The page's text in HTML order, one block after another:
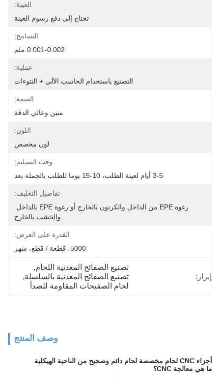
العينة:
تحتاج إلى دفع رسوم العينة
التسامح:
0.001-0.002 ملم
عملية:
التصنيع باستخدام الحاسب الآلي + النتوءات
السمة:
متين وعالي الدقة
اللون:
لون مخصص
وقت التسليم:
3-5 أيام لعينة الطلب، 10-15 يوما للطلب بالجملة بعد
تفاصيل التغليف:
والخشب بالخارج
القدرة على العرض:
5000، قطعة / قطع، شهر
إبراز:
تصنيع الصفائح المعدنية اللحام,
تصنيع الصفائح المعدنية بالسلسلة,
لحام الصفيحات المقاومة للصدأ
وصف المنتج
أجزاء CNC لحام مخصصة لحام دائم وصحيح من الناحية الهيكلية
ما هي معالجة CNC؟